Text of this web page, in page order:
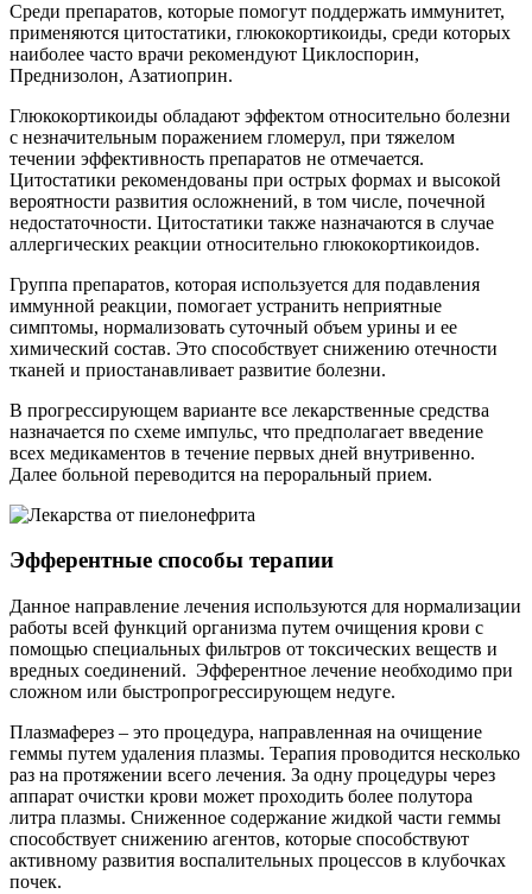
Среди препаратов, которые помогут поддержать иммунитет,
применяются цитостатики, глюкокортикоиды, среди которых
наиболее часто врачи рекомендуют Циклоспорин,
Преднизолон, Азатиоприн.
Глюкокортикоиды обладают эффектом относительно болезни
с незначительным поражением гломерул, при тяжелом
течении эффективность препаратов не отмечается.
Цитостатики рекомендованы при острых формах и высокой
вероятности развития осложнений, в том числе, почечной
недостаточности. Цитостатики также назначаются в случае
аллергических реакции относительно глюкокортикоидов.
Группа препаратов, которая используется для подавления
иммунной реакции, помогает устранить неприятные
симптомы, нормализовать суточный объем урины и ее
химический состав. Это способствует снижению отечности
тканей и приостанавливает развитие болезни.
В прогрессирующем варианте все лекарственные средства
назначается по схеме импульс, что предполагает введение
всех медикаментов в течение первых дней внутривенно.
Далее больной переводится на пероральный прием.
Эфферентные способы терапии
Данное направление лечения используются для нормализации
работы всей функций организма путем очищения крови с
помощью специальных фильтров от токсических веществ и
вредных соединений. Эфферентное лечение необходимо при
сложном или быстропрогрессирующем недуге.
Плазмаферез – это процедура, направленная на очищение
геммы путем удаления плазмы. Терапия проводится несколько
раз на протяжении всего лечения. За одну процедуры через
аппарат очистки крови может проходить более полутора
литра плазмы. Сниженное содержание жидкой части геммы
способствует снижению агентов, которые способствуют
активному развития воспалительных процессов в клубочках
почек.